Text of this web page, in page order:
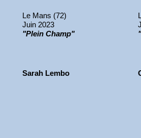
Le Mans (72)
Juin 2023
"Plein Champ"
Sarah Lembo